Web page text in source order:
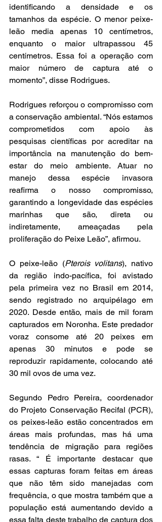
identificando a densidade e os
tamanhos da espécie. O menor peixe-
leão media apenas 10 centímetros,
enquanto o maior ultrapassou 45
centímetros. Essa foi a operação com
maior número de captura até o
momento”, disse Rodrigues.
Rodrigues reforçou o compromisso com
a conservação ambiental. “Nós estamos
comprometidos com apoio às
pesquisas científicas por acreditar na
importância na manutenção do bem-
estar do meio ambiente. Atuar no
manejo dessa espécie invasora
reafirma o nosso compromisso,
garantindo a longevidade das espécies
marinhas que são, direta ou
indiretamente, ameaçadas pela
proliferação do Peixe Leão”, afirmou.
O peixe-leão (Pterois volitans), nativo
da região indo-pacífica, foi avistado
pela primeira vez no Brasil em 2014,
sendo registrado no arquipélago em
2020. Desde então, mais de mil foram
capturados em Noronha. Este predador
voraz consome até 20 peixes em
apenas 30 minutos e pode se
reproduzir rapidamente, colocando até
30 mil ovos de uma vez.
Segundo Pedro Pereira, coordenador
do Projeto Conservação Recifal (PCR),
os peixes-leão estão concentrados em
áreas mais profundas, mas há uma
tendência de migração para regiões
rasas. “ É importante destacar que
essas capturas foram feitas em áreas
que não têm sido manejadas com
frequência, o que mostra também que a
população está aumentando devido a
essa falta deste trabalho de captura dos